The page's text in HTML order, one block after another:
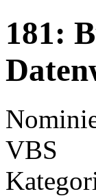
181:
VBS